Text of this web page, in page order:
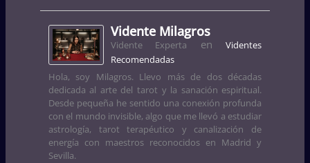
Vidente Milagros
Vidente Experta enVidentes
Recomendadas
Hola, soy Milagros. Llevo más de dos décadas
dedicada al arte del tarot y la sanación espiritual.
Desde pequeña he sentido una conexión profunda
con el mundo invisible, algo que me llevó a estudiar
astrología, tarot terapéutico y canalización de
energía con maestros reconocidos en Madrid y
Sevilla.